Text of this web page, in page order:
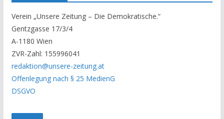
A
r
c
h
i
v
Verein „Unsere Zeitung – Die Demokratische.“
Gentzgasse 17/3/4
A-1180 Wien
ZVR-Zahl: 155996041
redaktion@unsere-zeitung.at
Offenlegung nach § 25 MedienG
DSGVO